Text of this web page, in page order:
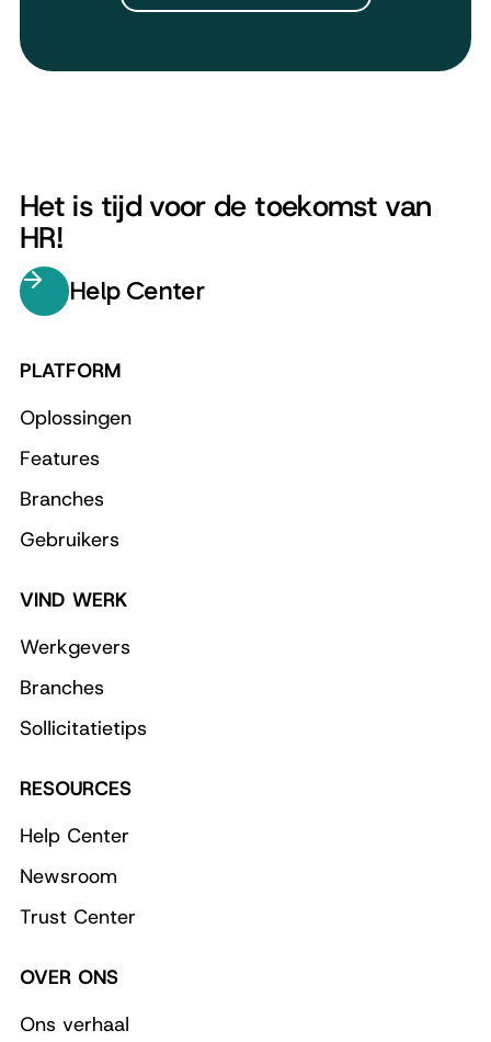
Het is tijd voor de toekomst van
HR!
Help Center
PLATFORM
Oplossingen
Features
Branches
Gebruikers
VIND WERK
Werkgevers
Branches
Sollicitatietips
RESOURCES
Help Center
Newsroom
Trust Center
OVER ONS
Ons verhaal